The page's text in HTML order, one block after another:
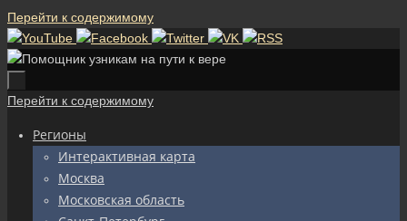
Перейти к содержимому
Перейти к содержимому
Регионы
Интерактивная карта
Москва
Московская область